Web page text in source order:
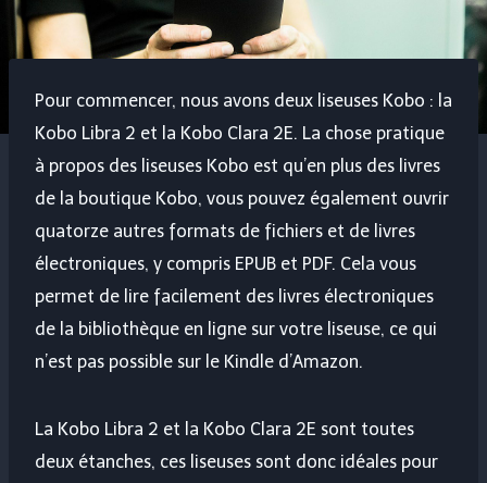
Pour commencer, nous avons deux liseuses Kobo : la
Kobo Libra 2 et la Kobo Clara 2E. La chose pratique
à propos des liseuses Kobo est qu’en plus des livres
de la boutique Kobo, vous pouvez également ouvrir
quatorze autres formats de fichiers et de livres
électroniques, y compris EPUB et PDF. Cela vous
permet de lire facilement des livres électroniques
de la bibliothèque en ligne sur votre liseuse, ce qui
n’est pas possible sur le Kindle d’Amazon.
La Kobo Libra 2 et la Kobo Clara 2E sont toutes
deux étanches, ces liseuses sont donc idéales pour